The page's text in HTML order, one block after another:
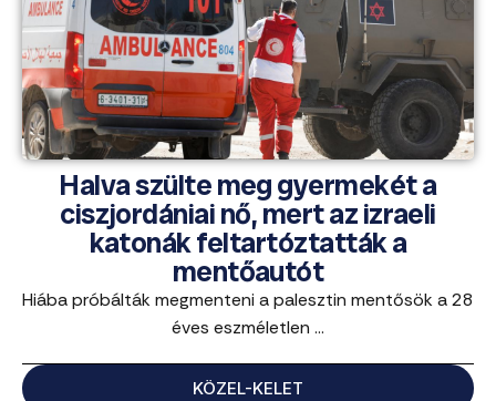
Halva szülte meg gyermekét a
ciszjordániai nő, mert az izraeli
katonák feltartóztatták a
mentőautót
Hiába próbálták megmenteni a palesztin mentősök a 28
éves eszméletlen ...
KÖZEL-KELET